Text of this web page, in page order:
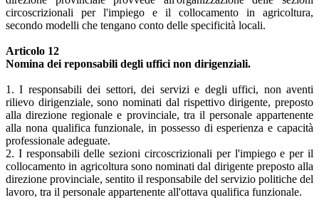
circoscrizionali per l'impiego e il collocamento in agricoltura,
secondo modelli che tengano conto delle specificità locali.
Articolo 12
Nomina dei reponsabili degli uffici non dirigenziali.
1. I responsabili dei settori, dei servizi e degli uffici, non aventi
rilievo dirigenziale, sono nominati dal rispettivo dirigente, preposto
alla direzione regionale e provinciale, tra il personale appartenente
alla nona qualifica funzionale, in possesso di esperienza e capacità
professionale adeguate.
2. I responsabili delle sezioni circoscrizionali per l'impiego e per il
collocamento in agricoltura sono nominati dal dirigente preposto alla
direzione provinciale, sentito il responsabile del servizio politiche del
lavoro, tra il personale appartenente all'ottava qualifica funzionale.